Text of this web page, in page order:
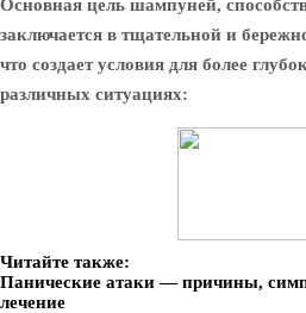
Основная цель шампуней,
заключается в тщательной и
что создает условия для более
различных ситуациях:
Читайте также:
Панические атаки — причины,
лечение